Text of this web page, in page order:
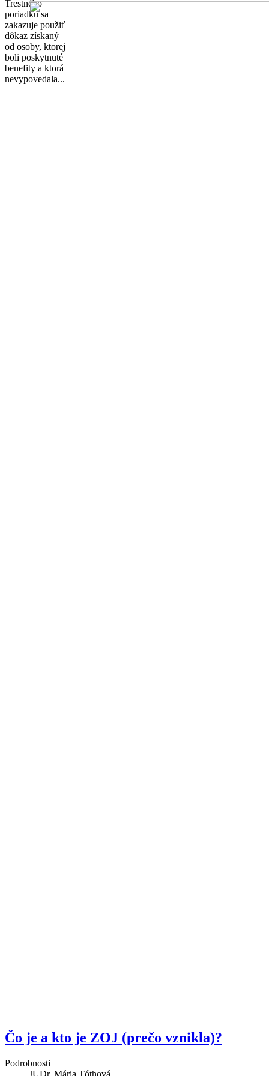
Trestného
poriadku sa
zakazuje použiť
dôkaz získaný
od osoby, ktorej
boli poskytnuté
benefity a ktorá
nevypovedala...
Čo je a kto je ZOJ (prečo vznikla)?
Podrobnosti
JUDr. Mária Tóthová